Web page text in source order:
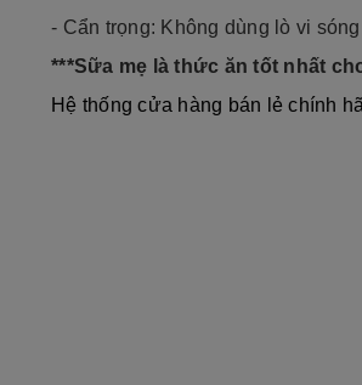
- Cẩn trọng: Không dùng lò vi
***Sữa mẹ là thức ăn tốt nhất
Hệ thống cửa hàng bán lẻ chính